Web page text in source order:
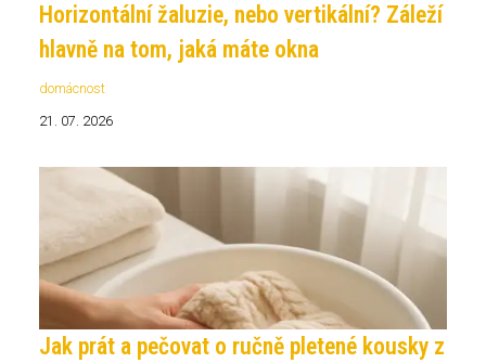
Horizontální žaluzie, nebo vertikální? Záleží
hlavně na tom, jaká máte okna
domácnost
21. 07. 2026
Jak prát a pečovat o ručně pletené kousky z